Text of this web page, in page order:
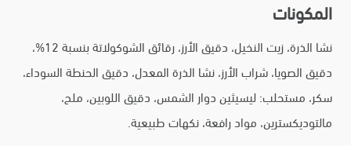
المكونات
نشا الذرة، زيت النخيل، دقيق الأرز، رقائق الشوكولاتة بنسبة 12%،
دقيق الصويا، شراب الأرز، نشا الذرة المعدل، دقيق الحنطة السوداء،
سكر، مستحلب: ليسيثين دوار الشمس، دقيق اللوبين، ملح،
مالتوديكسترين، مواد رافعة، نكهات طبيعية.